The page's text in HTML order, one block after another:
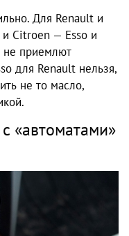
Для Renault и
и Citroen — Esso и
не приемлют
для Renault нельзя,
не то масло,
«автоматами»